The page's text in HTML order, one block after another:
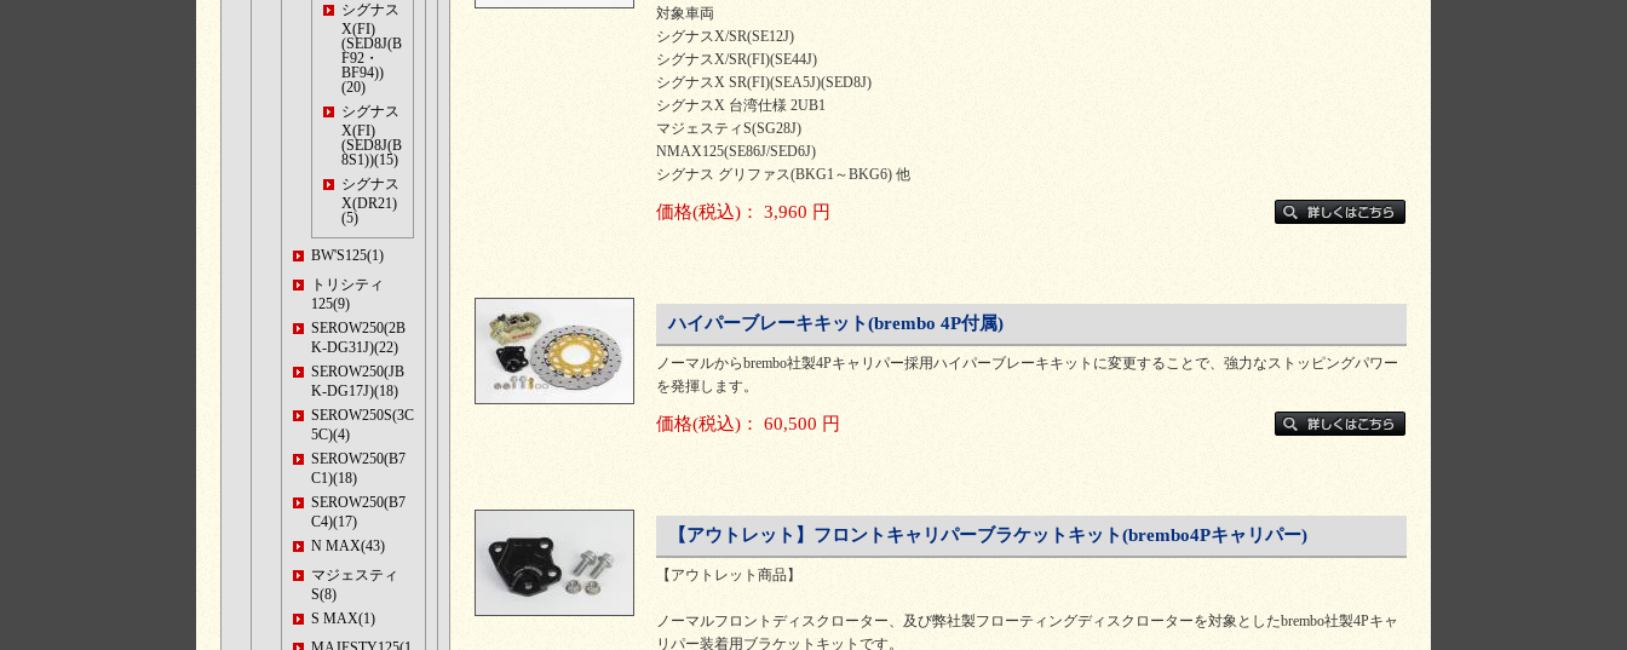
シグナス
X(FI)
(SED8J(B
F92・
BF94))
(20)
シグナス
X(FI)
(SED8J(B
8S1))(15)
シグナス
X(DR21)
(5)
BW'S125(1)
トリシティ
125(9)
SEROW250(2B
K-DG31J)(22)
SEROW250(JB
K-DG17J)(18)
SEROW250S(3C
5C)(4)
SEROW250(B7
C1)(18)
SEROW250(B7
C4)(17)
N MAX(43)
マジェスティ
S(8)
S MAX(1)
対象車両
シグナスX/SR(SE12J)
シグナスX/SR(FI)(SE44J)
シグナスX SR(FI)(SEA5J)(SED8J)
シグナスX 台湾仕様 2UB1
マジェスティS(SG28J)
NMAX125(SE86J/SED6J)
シグナス グリファス(BKG1～BKG6) 他
価格(税込) ： 3,960 円
ハイパーブレーキキット(brembo 4P付属)
ノーマルからbrembo社製4Pキャリパー採用ハイパーブレーキキットに変更することで、強力なストッピングパワー
を発揮します。
価格(税込) ： 60,500 円
【アウトレット】フロントキャリパーブラケットキット(brembo4Pキャリパー)
【アウトレット商品】
ノーマルフロントディスクローター、及び弊社製フローティングディスクローターを対象としたbrembo社製4Pキャ
リパー装着用ブラケットキットです。